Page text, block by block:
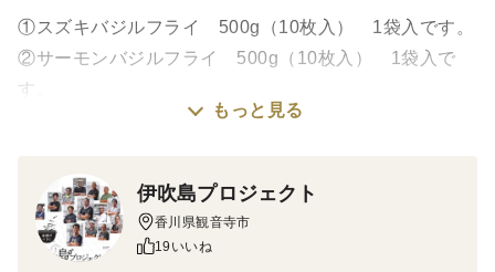
①スズキバジルフライ 500g（10枚入） 1袋入です。
②サーモンバジルフライ 500g（10枚入） 1袋入で
す。
③ハモとコーンのしんじょう揚げ500g 2袋入です。
新鮮な風味と手軽さを兼ね備えた、🌊瀬戸内のめぐみを
ご家庭で簡単に楽しめるスペシャルなお魚フライセット
のご紹介です。
もっと見る
伊吹島プロジェクト
香川県観音寺市
19いいね